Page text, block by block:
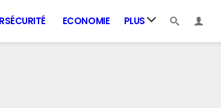
ECONOMIE PLUS